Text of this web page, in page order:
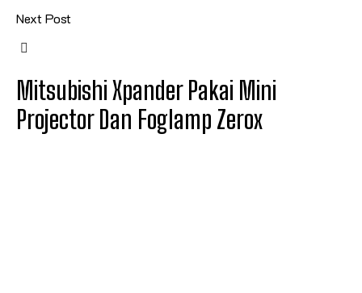
Next Post
Mitsubishi Xpander Pakai Mini
Projector Dan Foglamp Zerox